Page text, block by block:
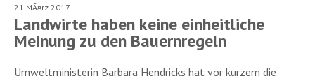
21 MÃ¤rz 2017
Landwirte haben keine einheitliche
Meinung zu den Bauernregeln
Umweltministerin Barbara Hendricks hat vor kurzem die